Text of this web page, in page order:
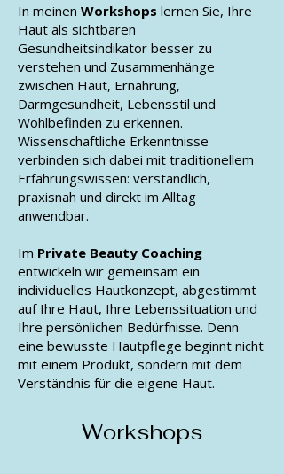
In meinen Workshops lernen Sie, Ihre
Haut als sichtbaren
Gesundheitsindikator besser zu
verstehen und Zusammenhänge
zwischen Haut, Ernährung,
Darmgesundheit, Lebensstil und
Wohlbefinden zu erkennen.
Wissenschaftliche Erkenntnisse
verbinden sich dabei mit traditionellem
Erfahrungswissen: verständlich,
praxisnah und direkt im Alltag
anwendbar.
Im Private Beauty Coaching
entwickeln wir gemeinsam ein
individuelles Hautkonzept, abgestimmt
auf Ihre Haut, Ihre Lebenssituation und
Ihre persönlichen Bedürfnisse. Denn
eine bewusste Hautpflege beginnt nicht
mit einem Produkt, sondern mit dem
Verständnis für die eigene Haut.
Workshops